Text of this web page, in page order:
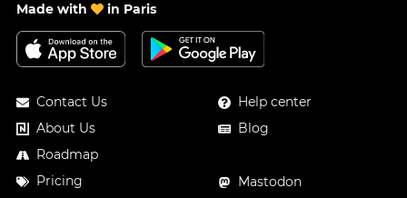
Made with in Paris
Contact Us
About Us
Roadmap
Pricing
Help center
Blog
Mastodon